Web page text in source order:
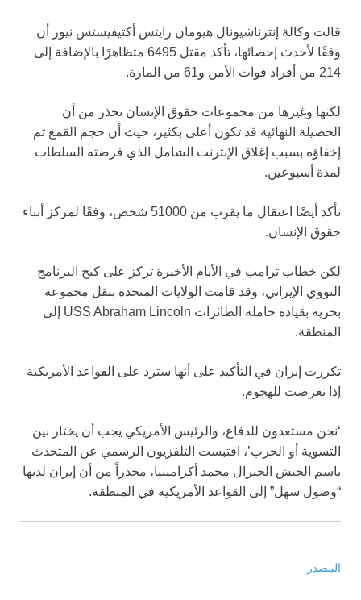
قالت وكالة إنترناشيونال هيومان رايتس أكتيفيستس نيوز أن
وفقًا لأحدث إحصائها، تأكد مقتل 6495 متظاهرًا بالإضافة إلى
214 من أفراد قوات الأمن و61 من المارة.
لكنها وغيرها من مجموعات حقوق الإنسان تحذر من أن
الحصيلة النهائية قد تكون أعلى بكثير، حيث أن حجم القمع تم
إخفاؤه بسبب إغلاق الإنترنت الشامل الذي فرضته السلطات
لمدة أسبوعين.
تأكد أيضًا اعتقال ما يقرب من 51000 شخص، وفقًا لمركز أنباء
حقوق الإنسان.
لكن خطاب ترامب في الأيام الأخيرة تركز على كبح البرنامج
النووي الإيراني، وقد قامت الولايات المتحدة بنقل مجموعة
بحرية بقيادة حاملة الطائرات USS Abraham Lincoln إلى
المنطقة.
تكررت إيران في التأكيد على أنها سترد على القواعد الأمريكية
إذا تعرضت للهجوم.
‘نحن مستعدون للدفاع، والرئيس الأمريكي يجب أن يختار بين
التسوية أو الحرب’، اقتبست التلفزيون الرسمي عن المتحدث
باسم الجيش الجنرال محمد أكرامينيا، محذراً من أن إيران لديها
“وصول سهل” إلى القواعد الأمريكية في المنطقة.
المصدر